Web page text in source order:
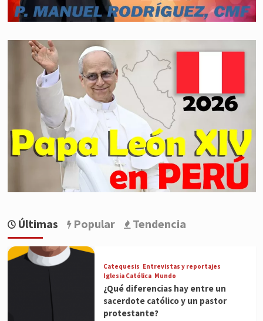
Últimas Popular Tendencia
Catequesis Entrevistas y reportajes
Iglesia Católica Mundo
¿Qué diferencias hay entre un
sacerdote católico y un pastor
protestante?